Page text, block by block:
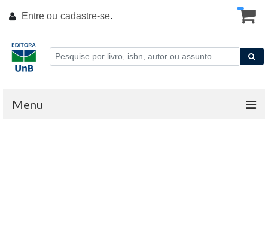
Entre ou cadastre-se.
Menu